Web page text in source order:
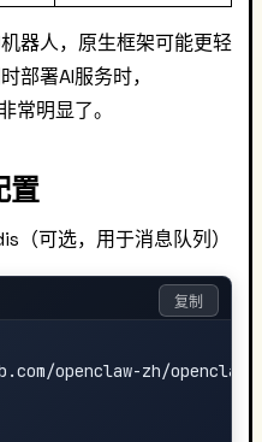
器人，原生框架可能更轻
部署AI服务时，
常明显了。
置
（可选，用于消息队列）
openclaw-zh/
复制